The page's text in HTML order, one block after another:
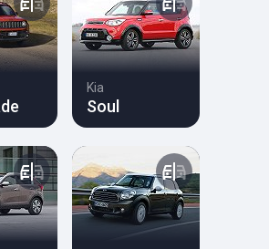
Kia
Soul